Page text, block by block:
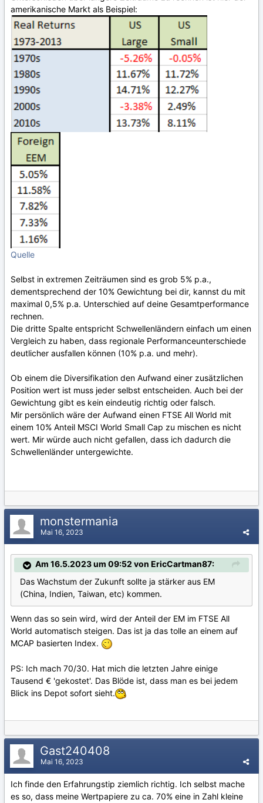
amerikanische Markt als Beispiel:
Quelle
Selbst in extremen Zeiträumen sind es grob 5% p.a.,
dementsprechend der 10% Gewichtung bei dir, kannst du mit
maximal 0,5% p.a. Unterschied auf deine Gesamtperformance
rechnen.
Die dritte Spalte entspricht Schwellenländern einfach um einen
Vergleich zu haben, dass regionale Performanceunterschiede
deutlicher ausfallen können (10% p.a. und mehr).
Ob einem die Diversifikation den Aufwand einer zusätzlichen
Position wert ist muss jeder selbst entscheiden. Auch bei der
Gewichtung gibt es kein eindeutig richtig oder falsch.
Mir persönlich wäre der Aufwand einen FTSE All World mit
einem 10% Anteil MSCI World Small Cap zu mischen es nicht
wert. Mir würde auch nicht gefallen, dass ich dadurch die
Schwellenländer untergewichte.
monstermania
Mai 16, 2023
Am 16.5.2023 um 09:52 von EricCartman87:
Das Wachstum der Zukunft sollte ja stärker aus EM
(China, Indien, Taiwan, etc) kommen.
Wenn das so sein wird, wird der Anteil der EM im FTSE All
World automatisch steigen. Das ist ja das tolle an einem auf
MCAP basierten Index.
PS: Ich mach 70/30. Hat mich die letzten Jahre einige
Tausend € 'gekostet'. Das Blöde ist, dass man es bei jedem
Blick ins Depot sofort sieht.
Gast240408
Mai 16, 2023
Ich finde den Erfahrungstip ziemlich richtig. Ich selbst mache
es so, dass meine Wertpapiere zu ca. 70% eine in Zahl kleine